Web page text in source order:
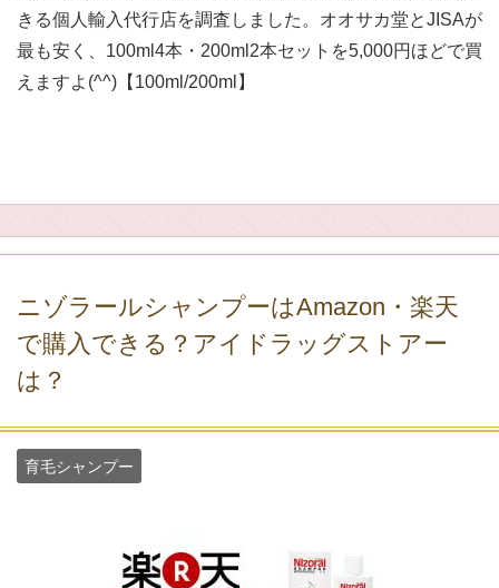
きる個人輸入代行店を調査しました。オオサカ堂とJISAが
最も安く、100ml4本・200ml2本セットを5,000円ほどで買
えますよ(^^)【100ml/200ml】
ニゾラールシャンプーはAmazon・楽天
で購入できる？アイドラッグストアー
は？
育毛シャンプー